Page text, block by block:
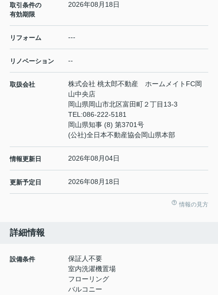
取引条件の
有効期限
2026年08月18日
リフォーム ---
リノベーション --
取扱会社
株式会社 桃太郎不動産 ホームメイトFC岡
山中央店
岡山県岡山市北区富田町２丁目13-3
TEL:086-222-5181
岡山県知事 (8) 第3701号
(公社)全日本不動産協会岡山県本部
情報更新日 2026年08月04日
更新予定日 2026年08月18日
情報の見方
詳細情報
設備条件
保証人不要
室内洗濯機置場
フローリング
バルコニー